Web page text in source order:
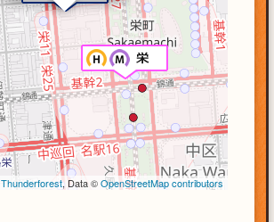
Thunderforest, Data ©OpenStreetMap contributors